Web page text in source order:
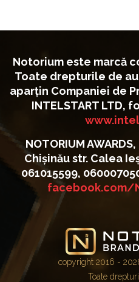
Notorium este marcă
Toate drepturile de
aparțin Companiei de
INTELSTART LTD,
NOTORIUM
Chișinău str. Calea
061015599,
facebook.com/
copyright 2016 -
Toate